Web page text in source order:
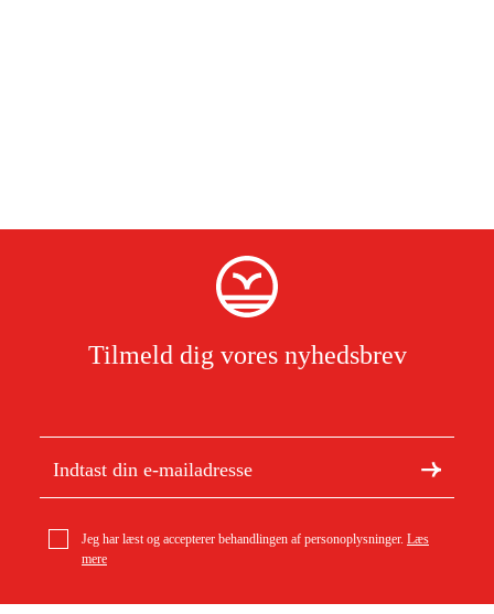
Tilmeld dig vores nyhedsbrev
Jeg har læst og accepterer behandlingen af personoplysninger. Læs
mere